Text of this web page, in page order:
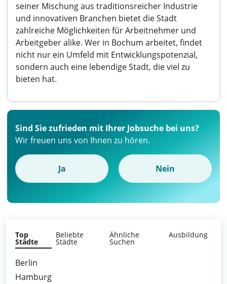
seiner Mischung aus traditionsreicher Industrie
und innovativen Branchen bietet die Stadt
zahlreiche Möglichkeiten für Arbeitnehmer und
Arbeitgeber alike. Wer in Bochum arbeitet, findet
nicht nur ein Umfeld mit Entwicklungspotenzial,
sondern auch eine lebendige Stadt, die viel zu
bieten hat.
Sind Sie zufrieden mit Ihrer Jobsuche bei uns?
Wir freuen uns von Ihnen zu hören.
Ja Nein
Top
Städte
Beliebte
Städte
Ähnliche
Suchen
Ausbildung
Berlin
Hamburg